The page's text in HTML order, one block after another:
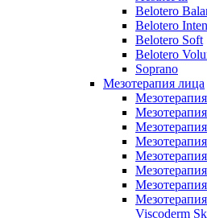
Belotero
Belotero
Belotero Soft
Belotero
Soprano
Мезотерапия лица
Viscoderm